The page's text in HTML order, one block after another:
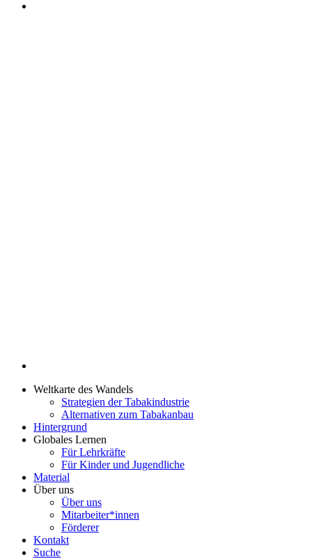
Weltkarte des Wandels
Strategien der Tabakindustrie
Alternativen zum Tabakanbau
Hintergrund
Globales Lernen
Für Lehrkräfte
Für Kinder und Jugendliche
Material
Über uns
Über uns
Mitarbeiter*innen
Förderer
Kontakt
Suche